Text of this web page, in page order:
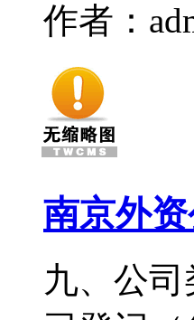
作者：
南京外
九、公